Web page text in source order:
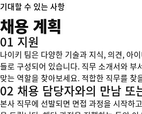
기대할 수 있는 사항
채용 계획
01 지원
나이키 팀은 다양한 기술과 지식, 의견, 아
들로 구성되어 있습니다. 직무 소개서와 부
맞는 역할을 찾아보세요. 적합한 직무를 찾
02 채용 담당자와의 만남 또
본사 직무에 선발되면 면접 과정을 시작하